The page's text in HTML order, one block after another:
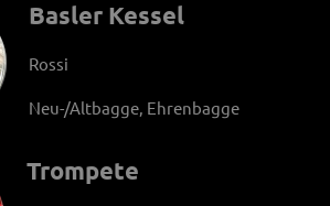
Basler Kessel
Rossi
Neu-/Altbagge, Ehrenbagge
Trompete